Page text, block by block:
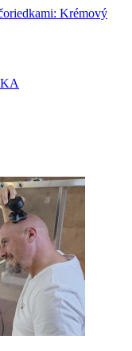
Krémový